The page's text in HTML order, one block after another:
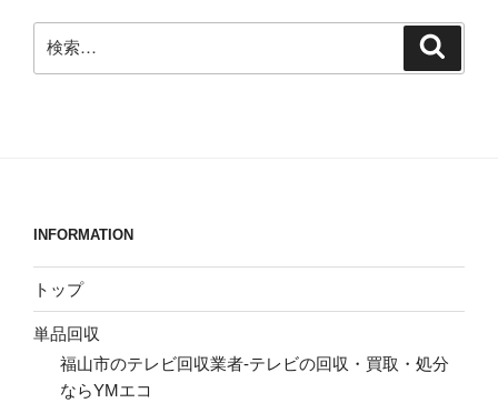
索:
INFORMATION
トップ
単品回収
福山市のテレビ回収業者-テレビの回収・買取・処分
ならYMエコ